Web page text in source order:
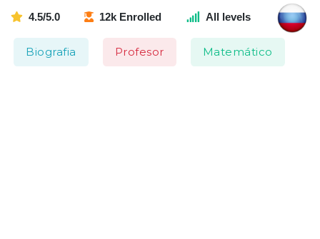
4.5/5.0 12k Enrolled All levels
Biografia Profesor Matemático